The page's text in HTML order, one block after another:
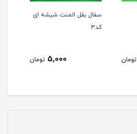
تومان
سفال بقل المنت شیشه ای
کد3
5,000 تومان